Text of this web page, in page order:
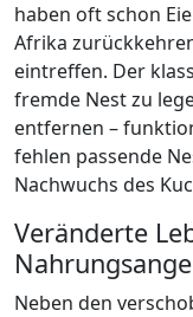
haben oft schon
Afrika
eintreffen. Der
fremde Nest zu
entfernen –
fehlen passende
Nachwuchs des
Veränderte
Neben den